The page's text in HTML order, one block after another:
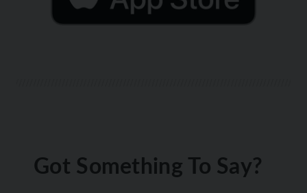
Got Something To Say?